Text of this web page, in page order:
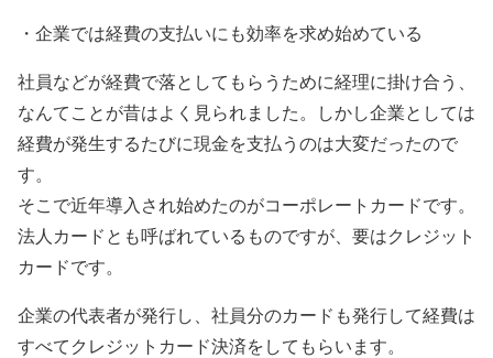
・企業では経費の支払いにも効率を求め始めている
社員などが経費で落としてもらうために経理に掛け合う、
なんてことが昔はよく見られました。しかし企業としては
経費が発生するたびに現金を支払うのは大変だったので
す。
そこで近年導入され始めたのがコーポレートカードです。
法人カードとも呼ばれているものですが、要はクレジット
カードです。
企業の代表者が発行し、社員分のカードも発行して経費は
すべてクレジットカード決済をしてもらいます。